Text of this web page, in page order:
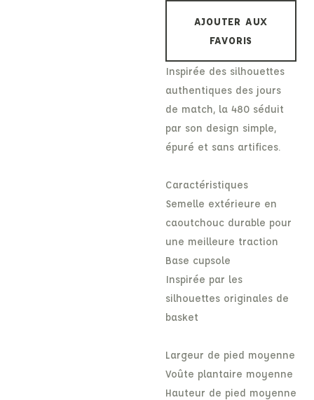
AJOUTER AUX
FAVORIS
Inspirée des silhouettes
authentiques des jours
de match, la 480 séduit
par son design simple,
épuré et sans artifices.
Caractéristiques
Semelle extérieure en
caoutchouc durable pour
une meilleure traction
Base cupsole
Inspirée par les
silhouettes originales de
basket
Largeur de pied moyenne
Voûte plantaire moyenne
Hauteur de pied moyenne